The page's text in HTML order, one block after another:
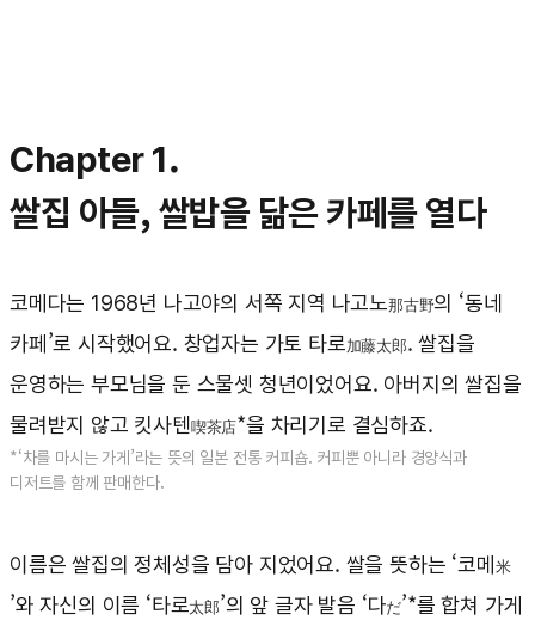
Chapter 1.
쌀집 아들, 쌀밥을 닮은 카페를 열다
코메다는 1968년 나고야의 서쪽 지역 나고노那古野의 ‘동네
카페’로 시작했어요. 창업자는 가토 타로加藤太郎. 쌀집을
운영하는 부모님을 둔 스물셋 청년이었어요. 아버지의 쌀집을
물려받지 않고 킷사텐喫茶店*을 차리기로 결심하죠.
*‘차를 마시는 가게’라는 뜻의 일본 전통 커피숍. 커피뿐 아니라 경양식과
디저트를 함께 판매한다.
이름은 쌀집의 정체성을 담아 지었어요. 쌀을 뜻하는 ‘코메 米
’와 자신의 이름 ‘타로太郎’의 앞 글자 발음 ‘다だ’*를 합쳐 가게